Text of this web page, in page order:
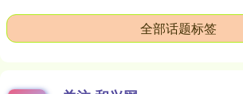
全部话题标签